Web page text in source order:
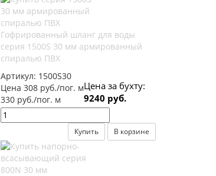
Гофрированный шланг для воды
серия 1500S 30 мм армированный
спиралью ПВХ
Артикул: 1500S30
Цена 308 руб./пог. м
330 руб./пог. м
Цена за бухту:
9240 руб.
Купить В корзине